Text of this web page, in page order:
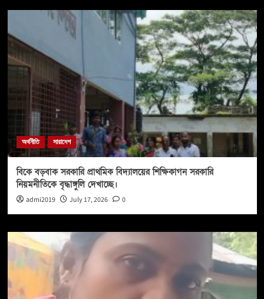
অর্থনীতি সারাদেশ
বিকে বড়বাক সরকারি প্রাথমিক বিদ্যালয়ের শিক্ষিকাগন সরকারি
নিয়মনীতিকে বৃদ্ধাঙ্গুলি দেখাচ্ছে।
admi2019 July 17, 2026 0